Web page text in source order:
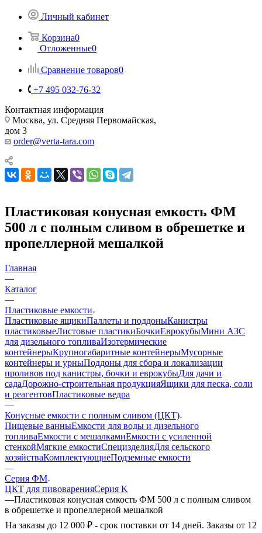
Личный кабинет
Корзина0
Отложенные0
Сравнение товаров0
+7 495 032-76-32
Контактная информация
Москва, ул. Средняя Первомайская,
дом 3
order@verta-tara.com
Пластиковая конусная емкость ФМ
500 л с полным сливом в обрешетке и
пропеллерной мешалкой
Главная
—
Каталог
—
Пластиковые емкости
Пластиковые ящикиПаллеты и поддоныКанистры
пластиковыеЛистовые пластикиБочкиЕврокубыМини АЗС
для дизельного топливаИзотермические
контейнерыКрупногабаритные контейнерыМусорные
контейнеры и урныПоддоны для сбора и локализации
проливов под канистры, бочки и еврокубыДля дачи и
садаДорожно-строительная продукцияЯщики для песка, соли
и реагентовПластиковые ведра
—
Конусные емкости с полным сливом (ЦКТ)
Пищевые ванныЕмкости для воды и дизельного
топливаЕмкости с мешалкамиЕмкости с усиленной
стенкойМягкие емкостиСпецизделияДля сельского
хозяйстваКомплектующиеПодземные емкости
—
Серия ФМ
ЦКТ для пивоваренияСерия K
—Пластиковая конусная емкость ФМ 500 л с полным сливом
в обрешетке и пропеллерной мешалкой
На заказы до 12 000 ₽ - срок поставки от 14 дней. Заказы от 12